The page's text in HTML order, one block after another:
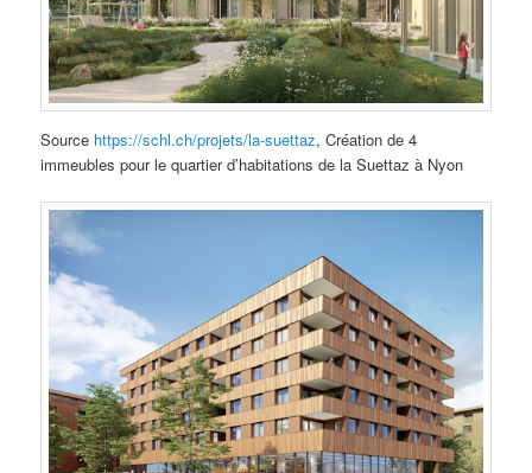
Source https://schl.ch/projets/la-suettaz, Création de 4
immeubles pour le quartier d’habitations de la Suettaz à Nyon